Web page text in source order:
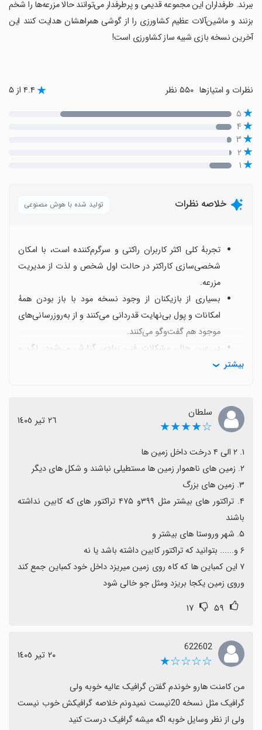
ببرند. طرفداران این مجموعه قدیمی و پرطرفدار می‌توانند حالا مزرعه‌ها را شخم
بزنند و ماشین‌آلات عظیم کشاورزی را از گوشی همراهشان هدایت کنند این
آخرین نسخه بازی شبیه ساز کشاورزی است!
نظرات و امتیازها ۴.۴ از ۵
۵
۴
۳
۲
۱
خلاصه نظرات تولید شده با هوش مصنوعی
تجربهٔ کلی اکثر کاربران راکتی و سرگرم‌کننده است، با امکان
شخصی‌سازی کاراکتر در حالت اول شخص و لذت از مدیریت
مزرعه.
بسیاری از بازیکنان از وجود نسخه مود با باز بودن همهٔ
امکانات و پول بی‌نهایت قدردانی می‌کنند و از به‌روزرسانی‌های
موجود هم گفت‌وگو می‌کنند.
در عین حال، مشکلات فنی زیادی گزارش می‌شود: لگ و
باگ‌های متعدد، مصرف بالا و هنگکردن دستگاه که می‌تواند
کاربران خواستار افزایش محتوا، اضافه شدن کابین تراکتورها و
زمین‌های متنوع هستند.
دربارهٔ گرافیک، نظرات متفاوت است: برخی آن را گرافیک
فوق‌العاده می‌دانند، برخی دیگر از تفاوت با نسخه‌های قبلی و
برخی نقاط ضعف گرافیک شکایت دارند.
با وجود این چالش‌ها، بازی پتانسیل خوبی دارد و به‌خصوص
باشد؛ اگر دنبال تجربه‌ای لذت‌بخش با امکانات بیشتر هستید،
احتمالاً سرگرم‌کننده خواهد بود.
بیشتر
سلطان
☆★★★★ ٢٦ تیر ١٤٠٥
وروی زمین یکجا بریزد ومثل جو خالی شود
۵۹ ۱۷
622602
☆☆☆☆★ ٢٠ تیر ١٤٠٥
ولی از نظر وسایل خوبه اگه میشه گرافیک درست کنید